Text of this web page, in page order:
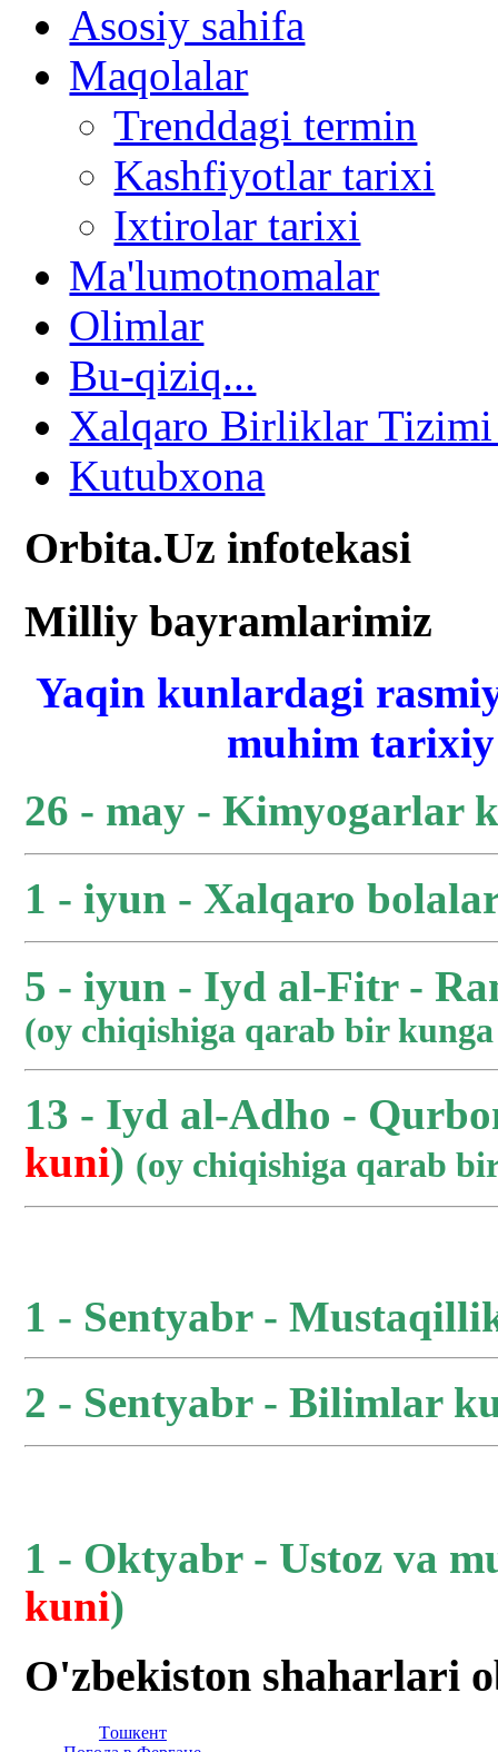
Asosiy sahifa
Maqolalar
Trenddagi termin
Kashfiyotlar tarixi
Ixtirolar tarixi
Ma'lumotnomalar
Olimlar
Bu-qiziq...
Xalqaro Birliklar
Kutubxona
Orbita.Uz infotekasi
Milliy bayramlarimiz
Yaqin kunlardagi
muhim
26 - may - Kimyogarlar
1 - iyun - Xalqaro
5 - iyun - Iyd al-Fitr -
(oy chiqishiga qarab bir
13 - Iyd al-Adho -
kuni) (oy chiqishiga qarab
1 - Sentyabr -
2 - Sentyabr - Bilimlar
1 - Oktyabr - Ustoz va
kuni)
O'zbekiston shaharlari
Тoшкент